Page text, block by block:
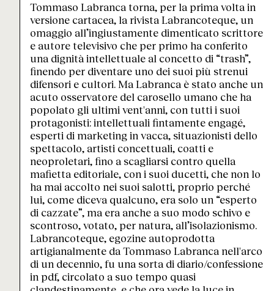
Tommaso Labranca torna, per la prima volta in
versione cartacea, la rivista Labrancoteque, un
omaggio all’ingiustamente dimenticato scrittore
e autore televisivo che per primo ha conferito
una dignità intellettuale al concetto di “trash”,
finendo per diventare uno dei suoi più strenui
difensori e cultori. Ma Labranca è stato anche un
acuto osservatore del carosello umano che ha
popolato gli ultimi vent'anni, con tutti i suoi
protagonisti: intellettuali fintamente engagé,
esperti di marketing in vacca, situazionisti dello
spettacolo, artisti concettuali, coatti e
neoproletari, fino a scagliarsi contro quella
mafietta editoriale, con i suoi ducetti, che non lo
ha mai accolto nei suoi salotti, proprio perché
lui, come diceva qualcuno, era solo un “esperto
di cazzate”, ma era anche a suo modo schivo e
scontroso, votato, per natura, all’isolazionismo.
Labrancoteque, egozine autoprodotta
artigianalmente da Tommaso Labranca nell'arco
di un decennio, fu una sorta di diario/confessione
in pdf, circolato a suo tempo quasi